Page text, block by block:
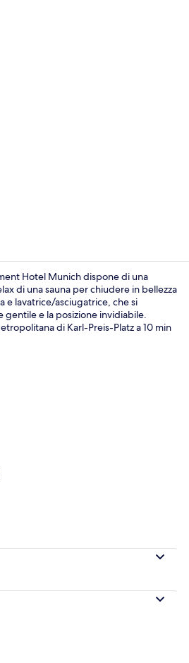
Hotel Munich dispone di una
di una sauna per chiudere in bellezza
e lavatrice/asciugatrice, che si
gentile e la posizione invidiabile.
di Karl-Preis-Platz a 10 min